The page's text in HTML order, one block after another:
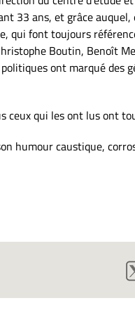
33 ans, et grâce
qui font toujours
Boutin, Benoît
ont marqué des
ceux qui les ont lus ont
humour caustique,